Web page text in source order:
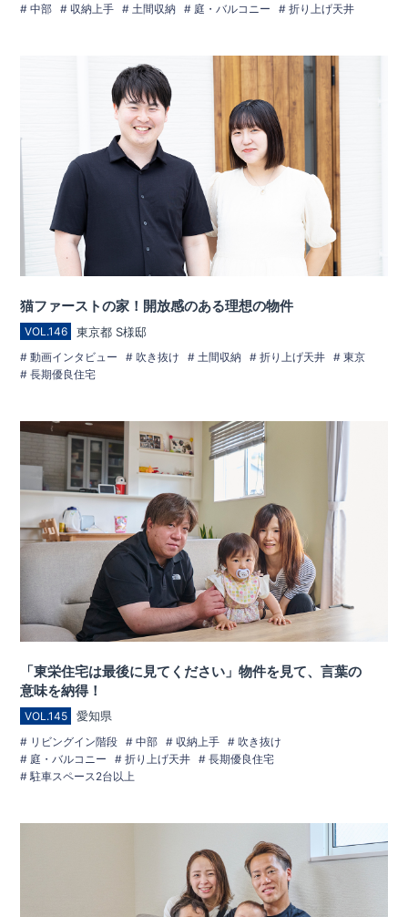
中部 収納上手 土間収納 庭・バルコニー 折り上げ天井
猫ファーストの家！開放感のある理想の物件
VOL.146 東京都 S様邸
動画インタビュー 吹き抜け 土間収納 折り上げ天井
東京
長期優良住宅
「東栄住宅は最後に見てください」物件を見て、言葉の
意味を納得！
VOL.145 愛知県
リビングイン階段 中部 収納上手
吹き抜け
庭・バルコニー
折り上げ天井
長期優良住宅
駐車スペース2台以上